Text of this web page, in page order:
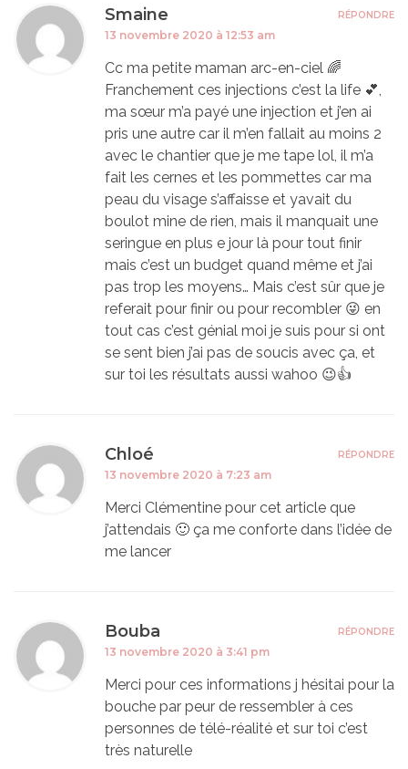
Smaine
13 novembre 2020 à 12:53 am
Cc ma petite maman arc-en-ciel 🌈
Franchement ces injections c’est la life 💕,
ma sœur m’a payé une injection et j’en ai
pris une autre car il m’en fallait au moins 2
avec le chantier que je me tape lol, il m’a
fait les cernes et les pommettes car ma
peau du visage s’affaisse et yavait du
boulot mine de rien, mais il manquait une
seringue en plus e jour là pour tout finir
mais c’est un budget quand même et j’ai
pas trop les moyens… Mais c’est sûr que je
referait pour finir ou pour recombler 😜 en
tout cas c’est génial moi je suis pour si ont
se sent bien j’ai pas de soucis avec ça, et
sur toi les résultats aussi wahoo 😉👍
RÉPONDRE
Chloé
13 novembre 2020 à 7:23 am
Merci Clémentine pour cet article que
j’attendais 🙂 ça me conforte dans l’idée de
me lancer
RÉPONDRE
Bouba
13 novembre 2020 à 3:41 pm
Merci pour ces informations j hésitai pour la
bouche par peur de ressembler à ces
personnes de télé-réalité et sur toi c’est
très naturelle
RÉPONDRE